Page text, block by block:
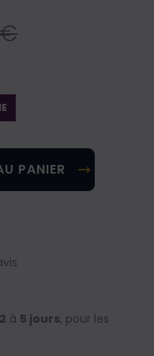
PANIER
2 à 5 jours, pour les